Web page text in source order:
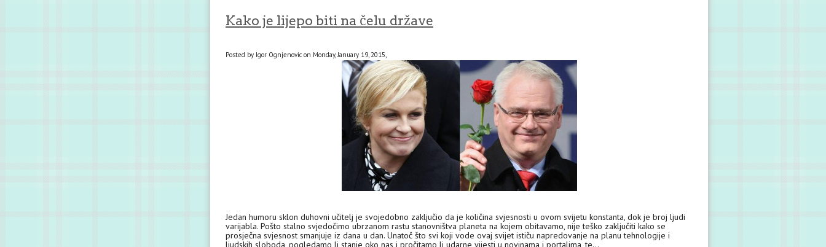
Kako je lijepo biti na čelu države
Posted by Igor Ognjenovic on Monday, January 19, 2015,
Jedan humoru sklon duhovni učitelj je svojedobno zaključio da je količina svjesnosti u ovom svijetu konstanta, dok je broj ljudi
varijabla. Pošto stalno svjedočimo ubrzanom rastu stanovništva planeta na kojem obitavamo, nije teško zaključiti kako se
prosječna svjesnost smanjuje iz dana u dan. Unatoč što svi koji vode ovaj svijet ističu napredovanje na planu tehnologije i
ljudskih sloboda, pogledamo li stanje oko nas i pročitamo li udarne vijesti u novinama i portalima, te...